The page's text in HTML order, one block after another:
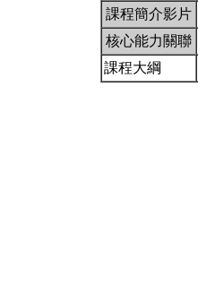
課程簡介影片
核心能力關聯
課程大綱